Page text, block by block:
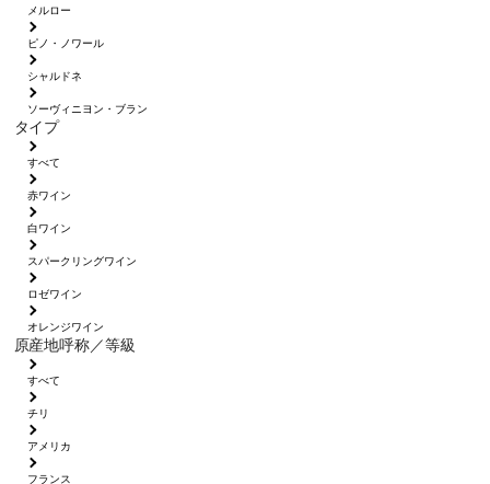
メルロー
ピノ・ノワール
シャルドネ
ソーヴィニヨン・ブラン
タイプ
すべて
赤ワイン
白ワイン
スパークリングワイン
ロゼワイン
オレンジワイン
原産地呼称／等級
すべて
チリ
アメリカ
フランス